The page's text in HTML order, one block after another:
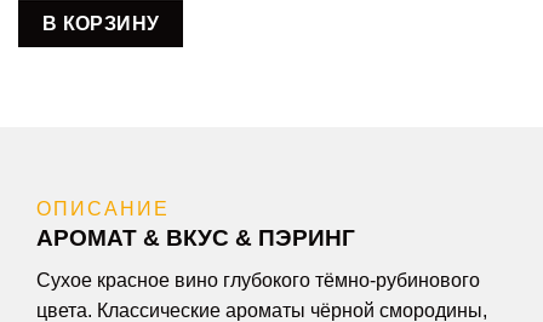
В КОРЗИНУ
ОПИСАНИЕ
АРОМАТ & ВКУС & ПЭРИНГ
Сухое красное вино глубокого тёмно-рубинового
цвета. Классические ароматы чёрной смородины,